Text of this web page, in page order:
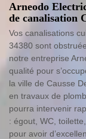
Arneodo
de canalisation
Vos canalisations
34380 sont
notre entreprise
qualité pour
la ville de Causse
en travaux de
pourra intervenir
: égout, WC,
pour avoir